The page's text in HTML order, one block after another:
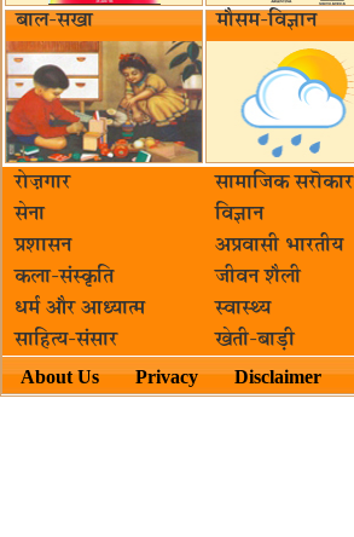
बाल-सखा मौसम-विज्ञान
रोज़गार सामाजिक सरॊकार‌
सेना
विज्ञान
प्रशासन
अप्रवासी भारतीय
कला-संस्कृति
जीवन शैली
धर्म और आध्यात्म
स्वास्थ्य
साहित्य-संसार
खेती-बाड़ी
About Us Privacy Disclaimer